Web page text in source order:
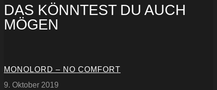
DAS KÖNNTEST DU AUCH
MÖGEN
MONOLORD – NO COMFORT
9. Oktober 2019